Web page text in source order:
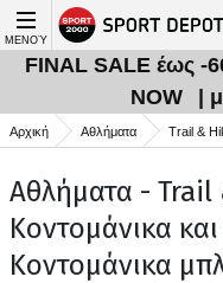
ΜΕΝΟΎ
FINAL SALE έως -
NOW
|
Αρχική Αθλήματα Trail &
Αθλήματα -
Κοντομάνικα
Κοντομάνικα